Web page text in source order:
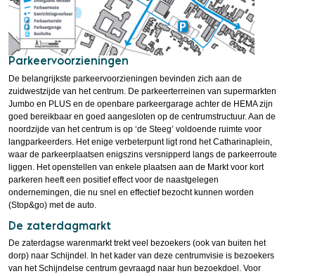
Parkeervoorzieningen
De belangrijkste parkeervoorzieningen bevinden zich aan de
zuidwestzijde van het centrum. De parkeerterreinen van supermarkten
Jumbo en PLUS en de openbare parkeergarage achter de HEMA zijn
goed bereikbaar en goed aangesloten op de centrumstructuur. Aan de
noordzijde van het centrum is op ‘de Steeg’ voldoende ruimte voor
langparkeerders. Het enige verbeterpunt ligt rond het Catharinaplein,
waar de parkeerplaatsen enigszins versnipperd langs de parkeerroute
liggen. Het openstellen van enkele plaatsen aan de Markt voor kort
parkeren heeft een positief effect voor de naastgelegen
ondernemingen, die nu snel en effectief bezocht kunnen worden
(Stop&go) met de auto.
De zaterdagmarkt
De zaterdagse warenmarkt trekt veel bezoekers (ook van buiten het
dorp) naar Schijndel. In het kader van deze centrumvisie is bezoekers
van het Schijndelse centrum gevraagd naar hun bezoekdoel. Voor